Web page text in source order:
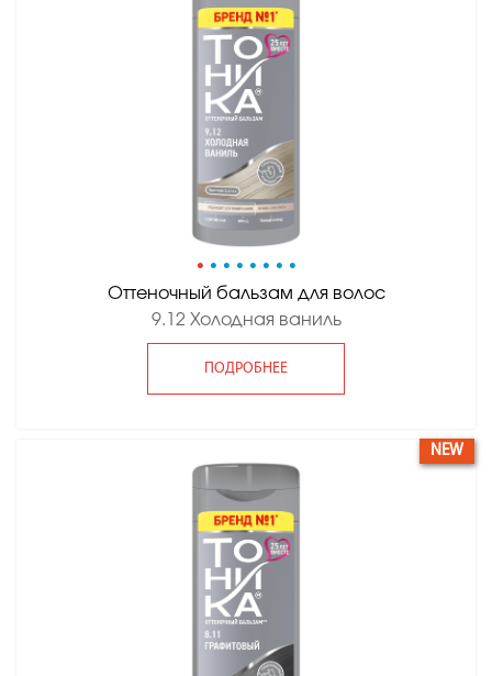
• • • • • • • •
Оттеночный бальзам для волос
9.12 Холодная ваниль
ПОДРОБНЕЕ
NEW